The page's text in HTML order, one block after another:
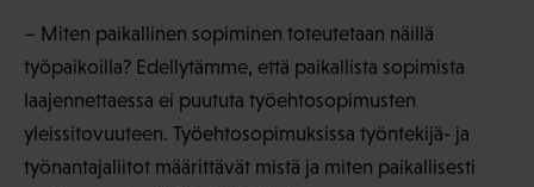
– Miten paikallinen sopiminen toteutetaan näillä
työpaikoilla? Edellytämme, että paikallista sopimista
laajennettaessa ei puututa työehtosopimusten
yleissitovuuteen. Työehtosopimuksissa työntekijä- ja
työnantajaliitot määrittävät mistä ja miten paikallisesti